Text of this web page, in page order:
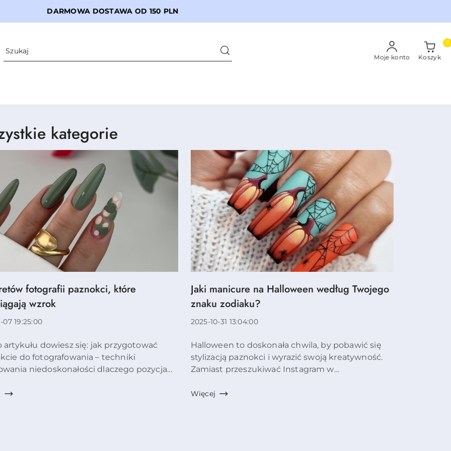
DARMOWA DOSTAWA OD 150 PLN
Moje konto Koszyk
0
kategorie
fotografii paznokci, które
wzrok
07 19:25:00
dowiesz się: jak przygotować
do fotografowania – techniki
niedoskonałości dlaczego pozycja
tworzą naturalne kompozycje jak
Tytuł
artykułu:
Jaki manicure na Halloween według Twojego
znaku zodiaku?
Data
2025-10-31 13:04:00
Treść
artykułu:
Halloween to doskonała chwila, by pobawić się
stylizacją paznokci i wyrazić swoją kreatywność.
Zamiast przeszukiwać Instagram w
podpowiada Ci horoskop? Każdy znak zodiaku
Więcej